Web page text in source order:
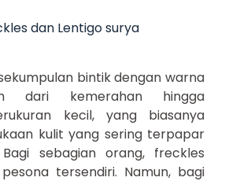
dan Lentigo surya
bintik dengan warna
dari kemerahan hingga
kecil, yang biasanya
kulit yang sering terpapar
sebagian orang, freckles
tersendiri. Namun, bagi